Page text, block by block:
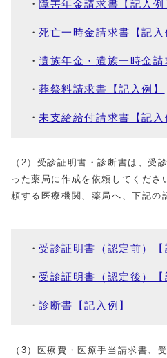
障害年金請求書【記入例
死亡一時金請求書【記入
遺族年金・遺族一時金請
葬祭料請求書【記入例】
未支給給付請求書【記入
（2）受診証明書・診断書は、受
った薬局に作成を依頼してくださ
頼する医療機関、薬局へ、下記の
受診証明書（認定前）【
受診証明書（認定後）【
診断書【記入例】
（3）医療費・医療手当請求書、